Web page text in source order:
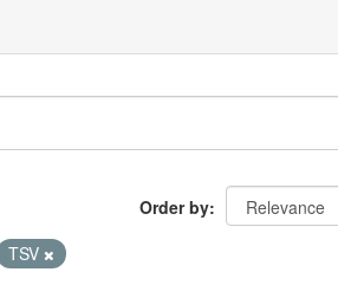
Order by
TSV